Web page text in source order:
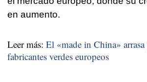
en aumento.
Leer más: El «made in China»
fabricantes verdes europeos